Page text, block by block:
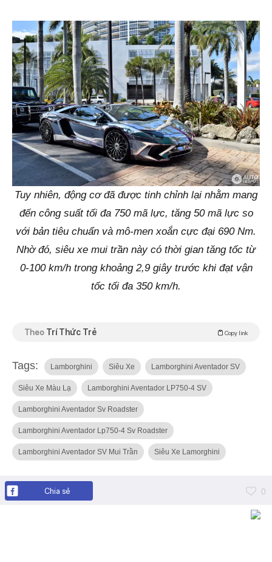
Tuy nhiên, động cơ đã được tinh chỉnh lại nhằm mang
đến công suất tối đa 750 mã lực, tăng 50 mã lực so
với bản tiêu chuẩn và mô-men xoắn cực đại 690 Nm.
Nhờ đó, siêu xe mui trần này có thời gian tăng tốc từ
0-100 km/h trong khoảng 2,9 giây trước khi đạt vận
tốc tối đa 350 km/h.
Theo Trí Thức Trẻ Copy link
Tags: Lamborghini Siêu Xe Lamborghini Aventador SV
Siêu Xe Màu Lạ Lamborghini Aventador LP750-4 SV
Lamborghini Aventador Sv Roadster
Lamborghini Aventador Lp750-4 Sv Roadster
Lamborghini Aventador SV Mui Trần Siêu Xe Lamorghini
Chia sẻ 0